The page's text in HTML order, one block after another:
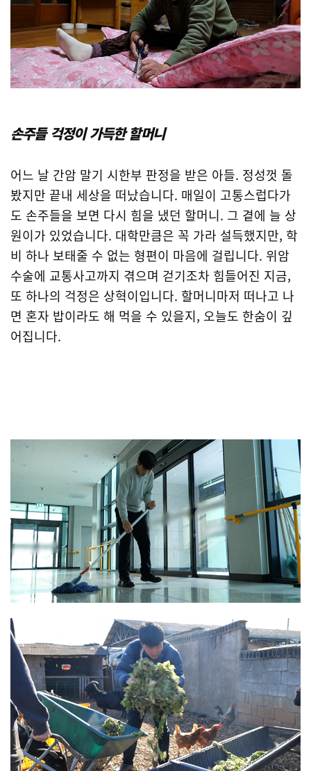
손주들 걱정이 가득한 할머니
어느 날 간암 말기 시한부 판정을 받은 아들. 정성껏 돌
봤지만 끝내 세상을 떠났습니다. 매일이 고통스럽다가
도 손주들을 보면 다시 힘을 냈던 할머니. 그 곁에 늘 상
원이가 있었습니다. 대학만큼은 꼭 가라 설득했지만, 학
비 하나 보태줄 수 없는 형편이 마음에 걸립니다. 위암
수술에 교통사고까지 겪으며 걷기조차 힘들어진 지금,
또 하나의 걱정은 상혁이입니다. 할머니마저 떠나고 나
면 혼자 밥이라도 해 먹을 수 있을지, 오늘도 한숨이 깊
어집니다.